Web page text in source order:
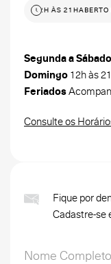
HOJE 12H ÀS 21HABERTO
Segunda a Sábado
Domingo 12h às
Feriados
Consulte os
Fique por
Cadastre-se